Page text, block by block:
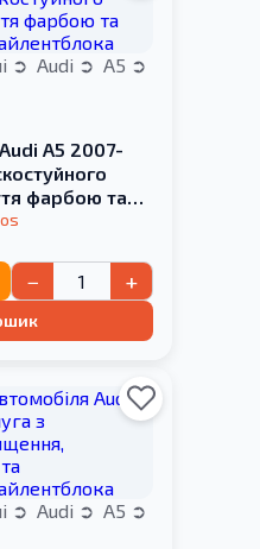
Audi
A5
A5 2007-
фарбою та
− +
Audi
A5